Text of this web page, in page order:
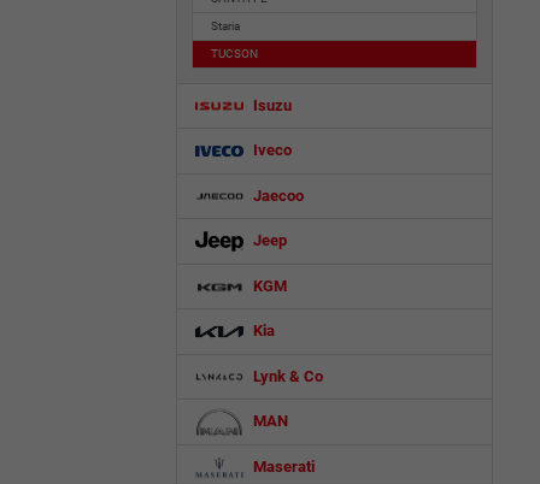
Staria
TUCSON
Isuzu
Iveco
Jaecoo
Jeep
KGM
Kia
Lynk & Co
MAN
Maserati